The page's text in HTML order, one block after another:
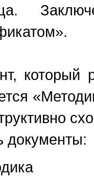
который
документы: